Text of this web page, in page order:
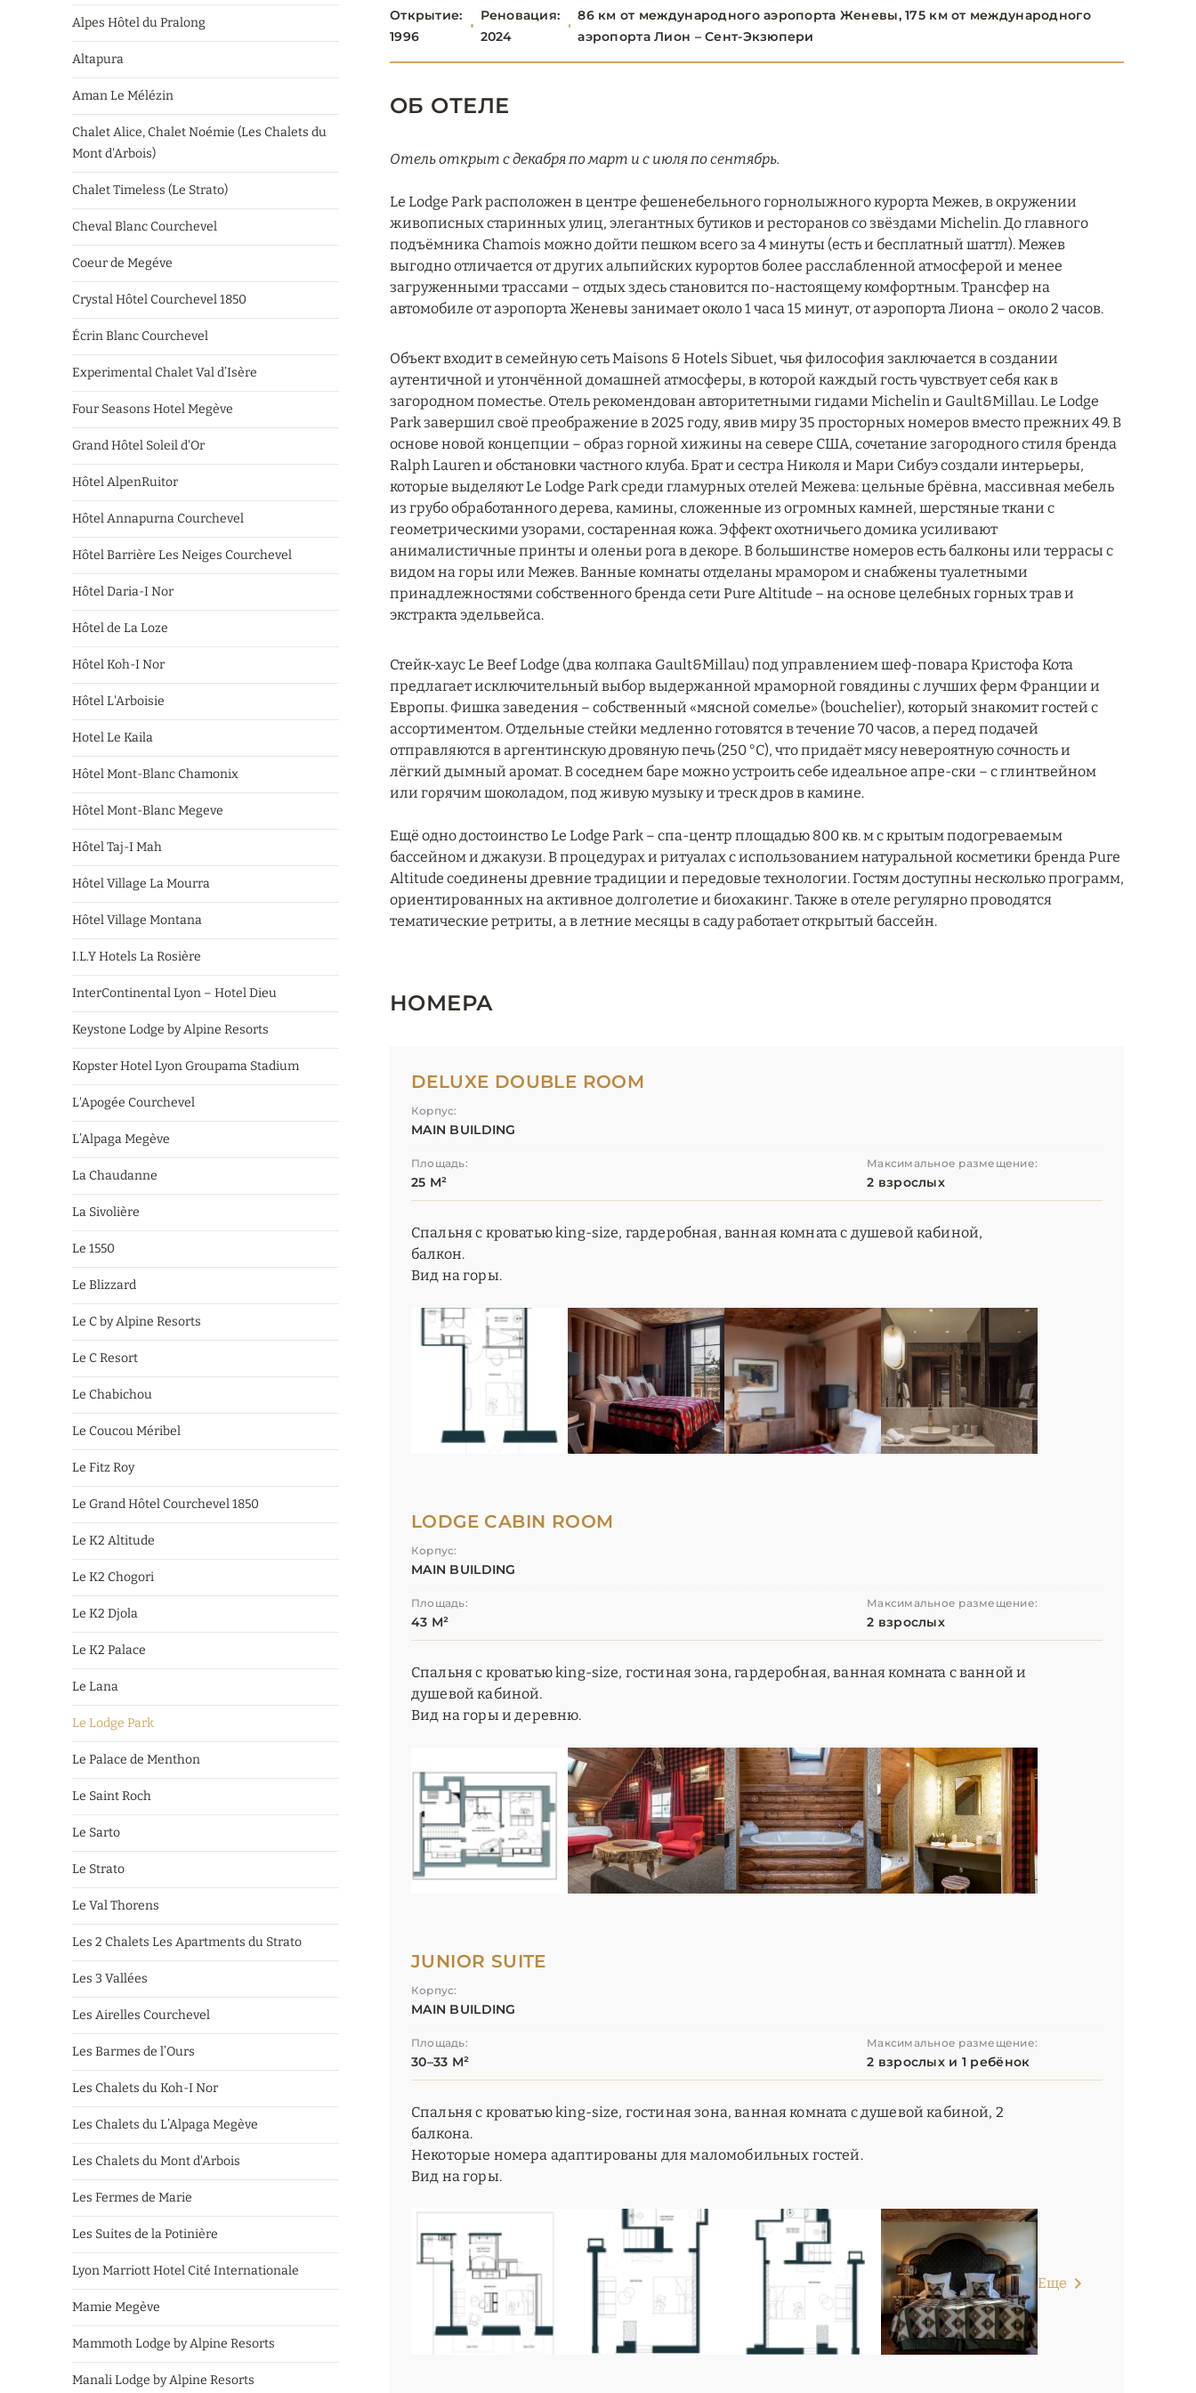
Alpes Hôtel du Pralong
Altapura
Aman Le Mélézin
Chalet Alice, Chalet Noémie (Les Chalets du
Mont d'Arbois)
Chalet Timeless (Le Strato)
Cheval Blanc Courchevel
Coeur de Megéve
Crystal Hôtel Courchevel 1850
Écrin Blanc Courchevel
Experimental Chalet Val d’Isère
Four Seasons Hotel Megève
Grand Hôtel Soleil d'Or
Hôtel AlpenRuitor
Hôtel Annapurna Courchevel
Hôtel Barrière Les Neiges Courchevel
Hôtel Daria-I Nor
Hôtel de La Loze
Hôtel Koh-I Nor
Hôtel L'Arboisie
Hotel Le Kaila
Hôtel Mont-Blanc Chamonix
Hôtel Mont-Blanc Megeve
Hôtel Taj-I Mah
Hôtel Village La Mourra
Hôtel Village Montana
I.L.Y Hotels La Rosière
InterContinental Lyon – Hotel Dieu
Keystone Lodge by Alpine Resorts
Kopster Hotel Lyon Groupama Stadium
L'Apogée Courchevel
L’Alpaga Megève
La Chaudanne
La Sivolière
Le 1550
Le Blizzard
Le C by Alpine Resorts
Le C Resort
Le Chabichou
Le Coucou Méribel
Le Fitz Roy
Le Grand Hôtel Courchevel 1850
Le K2 Altitude
Le K2 Chogori
Le K2 Djola
Le K2 Palace
Le Lana
Le Lodge Park
Le Palace de Menthon
Le Saint Roch
Le Sarto
Le Strato
Le Val Thorens
Les 2 Chalets Les Apartments du Strato
Les 3 Vallées
Les Airelles Courchevel
Les Barmes de l’Ours
Les Chalets du Koh-I Nor
Les Chalets du L’Alpaga Megève
Les Chalets du Mont d'Arbois
Les Fermes de Marie
Les Suites de la Potinière
Lyon Marriott Hotel Cité Internationale
Mamie Megève
Mammoth Lodge by Alpine Resorts
Manali Lodge by Alpine Resorts
Открытие:
1996
Реновация:
2024
86 км от международного аэропорта Женевы, 175 км от международного
аэропорта Лион – Сент-Экзюпери
ОБ ОТЕЛЕ
Отель открыт с декабря по март и с июля по сентябрь.
Le Lodge Park расположен в центре фешенебельного горнолыжного курорта Межев, в окружении
живописных старинных улиц, элегантных бутиков и ресторанов со звёздами Michelin. До главного
подъёмника Chamois можно дойти пешком всего за 4 минуты (есть и бесплатный шаттл). Межев
выгодно отличается от других альпийских курортов более расслабленной атмосферой и менее
загруженными трассами – отдых здесь становится по-настоящему комфортным. Трансфер на
автомобиле от аэропорта Женевы занимает около 1 часа 15 минут, от аэропорта Лиона – около 2 часов.
Объект входит в семейную сеть Maisons & Hotels Sibuet, чья философия заключается в создании
аутентичной и утончённой домашней атмосферы, в которой каждый гость чувствует себя как в
загородном поместье. Отель рекомендован авторитетными гидами Michelin и Gault&Millau. Le Lodge
Park завершил своё преображение в 2025 году, явив миру 35 просторных номеров вместо прежних 49. В
основе новой концепции – образ горной хижины на севере США, сочетание загородного стиля бренда
Ralph Lauren и обстановки частного клуба. Брат и сестра Николя и Мари Сибуэ создали интерьеры,
которые выделяют Le Lodge Park среди гламурных отелей Межева: цельные брёвна, массивная мебель
из грубо обработанного дерева, камины, сложенные из огромных камней, шерстяные ткани с
геометрическими узорами, состаренная кожа. Эффект охотничьего домика усиливают
анималистичные принты и оленьи рога в декоре. В большинстве номеров есть балконы или террасы с
видом на горы или Межев. Ванные комнаты отделаны мрамором и снабжены туалетными
принадлежностями собственного бренда сети Pure Altitude – на основе целебных горных трав и
экстракта эдельвейса.
Стейк-хаус Le Beef Lodge (два колпака Gault&Millau) под управлением шеф-повара Кристофа Кота
предлагает исключительный выбор выдержанной мраморной говядины с лучших ферм Франции и
Европы. Фишка заведения – собственный «мясной сомелье» (bouchelier), который знакомит гостей с
ассортиментом. Отдельные стейки медленно готовятся в течение 70 часов, а перед подачей
отправляются в аргентинскую дровяную печь (250 °C), что придаёт мясу невероятную сочность и
лёгкий дымный аромат. В соседнем баре можно устроить себе идеальное апре-ски – с глинтвейном
или горячим шоколадом, под живую музыку и треск дров в камине.
Ещё одно достоинство Le Lodge Park – спа-центр площадью 800 кв. м с крытым подогреваемым
бассейном и джакузи. В процедурах и ритуалах с использованием натуральной косметики бренда Pure
Altitude соединены древние традиции и передовые технологии. Гостям доступны несколько программ,
ориентированных на активное долголетие и биохакинг. Также в отеле регулярно проводятся
тематические ретриты, а в летние месяцы в саду работает открытый бассейн.
НОМЕРА
DELUXE DOUBLE ROOM
Корпус:
MAIN BUILDING
Площадь:
25 М²
Максимальное размещение:
2 взрослых
Спальня с кроватью king-size, гардеробная, ванная комната с душевой кабиной,
балкон.
Вид на горы.
LODGE CABIN ROOM
Корпус:
MAIN BUILDING
Площадь:
43 М²
Максимальное размещение:
2 взрослых
Спальня с кроватью king-size, гостиная зона, гардеробная, ванная комната с ванной и
душевой кабиной.
Вид на горы и деревню.
JUNIOR SUITE
Корпус:
MAIN BUILDING
Площадь:
30–33 М²
Максимальное размещение:
2 взрослых и 1 ребёнок
Спальня с кроватью king-size, гостиная зона, ванная комната с душевой кабиной, 2
балкона.
Некоторые номера адаптированы для маломобильных гостей.
Вид на горы.
Еще